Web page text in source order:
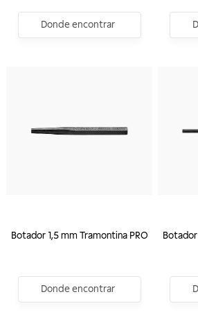
Donde encontrar
Botador 1,5 mm Tramontina PRO
Donde encontrar
Botador